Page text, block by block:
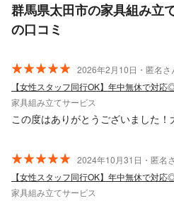
群馬県太田市の家具組み立
の口コミ
2026年2月10日・匿名さ
家具組み立てサービス
この度はありがとうございました！
2024年10月31日・匿名
家具組み立てサービス